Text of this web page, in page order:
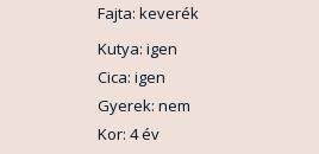
Fajta: keverék
Kutya: igen
Cica: igen
Gyerek: nem
Kor: 4 év